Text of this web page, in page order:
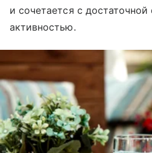
и сочетается с
активностью.